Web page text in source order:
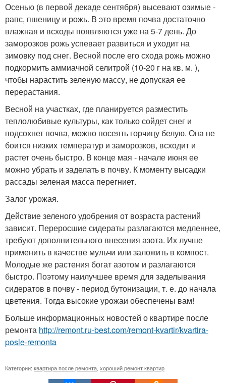
Осенью (в первой декаде сентября) высевают озимые -
рапс, пшеницу и рожь. В это время почва достаточно
влажная и всходы появляются уже на 5-7 день. До
заморозков рожь успевает развиться и уходит на
зимовку под снег. Весной после его схода рожь можно
подкормить аммиачной селитрой (10-20 г на кв. м. ),
чтобы нарастить зеленую массу, не допуская ее
перерастания.
Весной на участках, где планируется разместить
теплолюбивые культуры, как только сойдет снег и
подсохнет почва, можно посеять горчицу белую. Она не
боится низких температур и заморозков, всходит и
растет очень быстро. В конце мая - начале июня ее
можно убрать и заделать в почву. К моменту высадки
рассады зеленая масса перегниет.
Залог урожая.
Действие зеленого удобрения от возраста растений
зависит. Переросшие сидераты разлагаются медленнее,
требуют дополнительного внесения азота. Их лучше
применить в качестве мульчи или заложить в компост.
Молодые же растения богат азотом и разлагаются
быстро. Поэтому наилучшее время для заделывания
сидератов в почву - период бутонизации, т. е. до начала
цветения. Тогда высокие урожаи обеспечены вам!
Больше информационных новостей о квартире после
ремонта http://remont.ru-best.com/remont-kvartir/kvartira-
posle-remonta
Категории: квартира после ремонта хороший ремонт квартир